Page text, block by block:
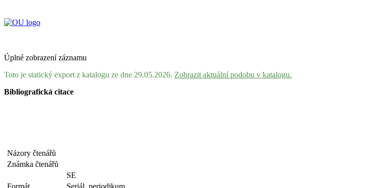
Úplné zobrazení záznamu
Toto je statický export z katalogu ze dne 29.05.2026. Zobrazit aktuální podobu v katalogu.
Bibliografická citace
Názory čtenářů
Známka čtenářů
SE
Formát
Seriál, periodikum